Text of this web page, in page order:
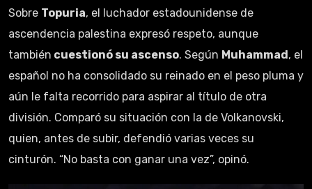
Sobre Topuria, el luchador estadounidense de
ascendencia palestina expresó respeto, aunque
también cuestionó su ascenso. Según Muhammad, el
español no ha consolidado su reinado en el peso pluma y
aún le falta recorrido para aspirar al título de otra
división. Comparó su situación con la de Volkanovski,
quien, antes de subir, defendió varias veces su
cinturón. “No basta con ganar una vez”, opinó.